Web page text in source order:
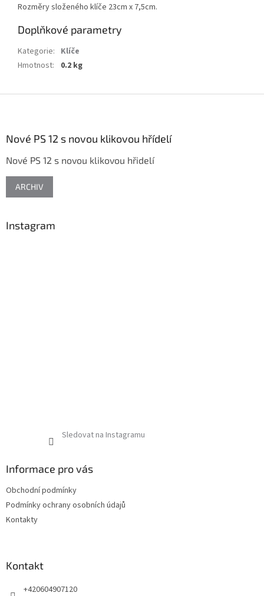
Rozměry složeného klíče 23cm x 7,5cm.
Doplňkové parametry
Kategorie: Klíče
Hmotnost: 0.2 kg
Nové PS 12 s novou klikovou hřídelí
Nové PS 12 s novou klikovou hřidelí
ARCHIV
Instagram
Sledovat na Instagramu
Informace pro vás
Obchodní podmínky
Podmínky ochrany osobních údajů
Kontakty
Kontakt
+420604907120